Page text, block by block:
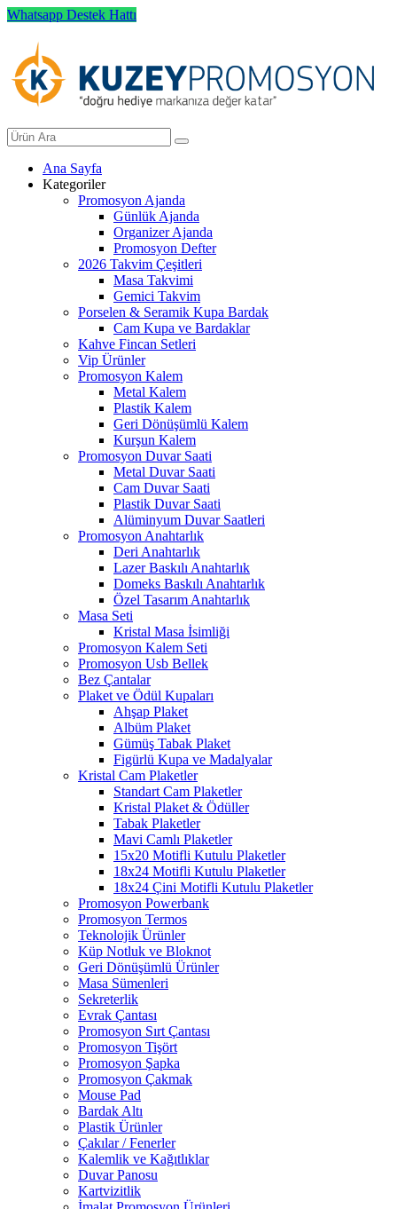
Whatsapp Destek Hattı
Ana Sayfa
Kategoriler
Promosyon Ajanda
Günlük Ajanda
Organizer Ajanda
Promosyon Defter
2026 Takvim Çeşitleri
Masa Takvimi
Gemici Takvim
Porselen & Seramik Kupa Bardak
Cam Kupa ve Bardaklar
Kahve Fincan Setleri
Vip Ürünler
Promosyon Kalem
Metal Kalem
Plastik Kalem
Geri Dönüşümlü Kalem
Kurşun Kalem
Promosyon Duvar Saati
Metal Duvar Saati
Cam Duvar Saati
Plastik Duvar Saati
Alüminyum Duvar Saatleri
Promosyon Anahtarlık
Deri Anahtarlık
Lazer Baskılı Anahtarlık
Domeks Baskılı Anahtarlık
Özel Tasarım Anahtarlık
Masa Seti
Kristal Masa İsimliği
Promosyon Kalem Seti
Promosyon Usb Bellek
Bez Çantalar
Plaket ve Ödül Kupaları
Ahşap Plaket
Albüm Plaket
Gümüş Tabak Plaket
Figürlü Kupa ve Madalyalar
Kristal Cam Plaketler
Standart Cam Plaketler
Kristal Plaket & Ödüller
Tabak Plaketler
Mavi Camlı Plaketler
15x20 Motifli Kutulu Plaketler
18x24 Motifli Kutulu Plaketler
18x24 Çini Motifli Kutulu Plaketler
Promosyon Powerbank
Promosyon Termos
Teknolojik Ürünler
Küp Notluk ve Bloknot
Geri Dönüşümlü Ürünler
Masa Sümenleri
Sekreterlik
Evrak Çantası
Promosyon Sırt Çantası
Promosyon Tişört
Promosyon Şapka
Promosyon Çakmak
Mouse Pad
Bardak Altı
Plastik Ürünler
Çakılar / Fenerler
Kalemlik ve Kağıtlıklar
Duvar Panosu
Kartvizitlik